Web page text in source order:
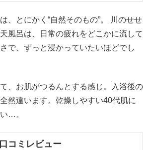
、とにかく“自然そのもの”。 川のせせ
風呂は、日常の疲れをどこかに流して
で、ずっと浸かっていたいほどでし
、お肌がつるんとする感じ。入浴後の
然違います。乾燥しやすい40代肌に
…。
コミレビュー